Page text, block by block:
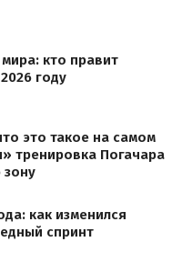
кто правит
году
это такое на самом
тренировка Погачара
зону
как изменился
спринт